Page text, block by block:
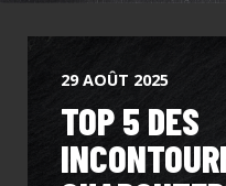
29 AOÛT 2025
TOP 5 DES